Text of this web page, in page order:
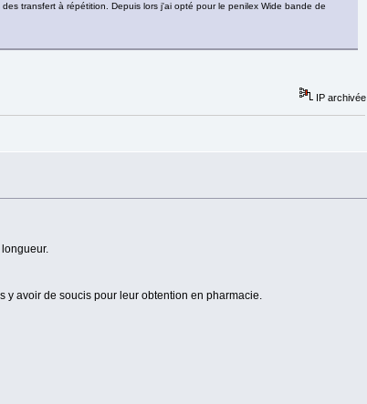
transfert à répétition. Depuis lors j'ai opté pour le penilex Wide bande de
IP archivée
y avoir de soucis pour leur obtention en pharmacie.